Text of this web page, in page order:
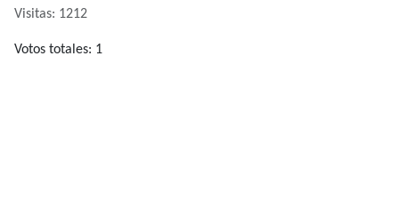
Visitas: 1212
Ratio:5/5
Votos totales: 1